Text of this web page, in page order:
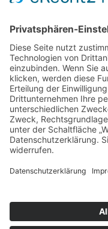
T:
E:
©2025 Katholische